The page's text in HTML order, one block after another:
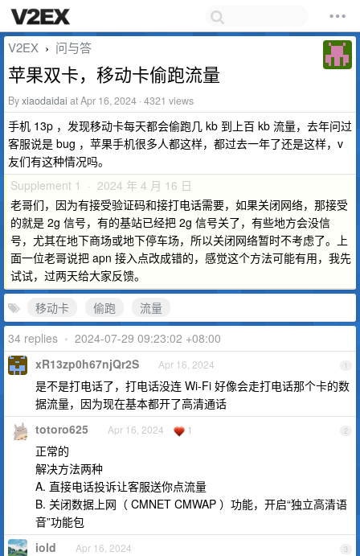
V2EX › 问与答
苹果双卡，移动卡偷跑流量
Byxiaodaidai at Apr 16, 2024 · 4321 views
手机 13p ，发现移动卡每天都会偷跑几 kb 到上百 kb 流量，去年问过
客服说是 bug ，苹果手机很多人都这样，都过去一年了还是这样，v
友们有这种情况吗。
Supplement 1 · 2024 年 4 月 16 日
老哥们，因为有接受验证码和接打电话需要，如果关闭网络，那接受
的就是 2g 信号，有的基站已经把 2g 信号关了，有些地方会没信
号，尤其在地下商场或地下停车场，所以关闭网络暂时不考虑了。上
面一位老哥说把 apn 接入点改成错的，感觉这个方法可能有用，我先
试试，过两天给大家反馈。
移动卡
偷跑
流量
34 replies • 2024-07-29 09:23:02 +08:00
1
xR13zp0h67njQr2S Apr 16, 2024
是不是打电话了，打电话没连 Wi-Fi 好像会走打电话那个卡的数
据流量，因为现在基本都开了高清通话
2
totoro625 Apr 16, 2024 1
正常的
解决方法两种
A. 直接电话投诉让客服送你点流量
B. 关闭数据上网（ CMNET CMWAP ）功能，开启“独立高清语
音”功能包
3
iold Apr 16, 2024